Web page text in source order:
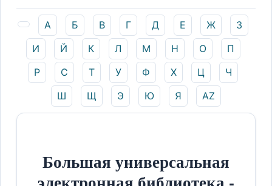
А Б В Г Д Е Ж
З
И
Й К Л М Н О
П
Р
С Т У Ф Х Ц
Ч
Ш
Щ Э Ю Я AZ
Большая универсальная